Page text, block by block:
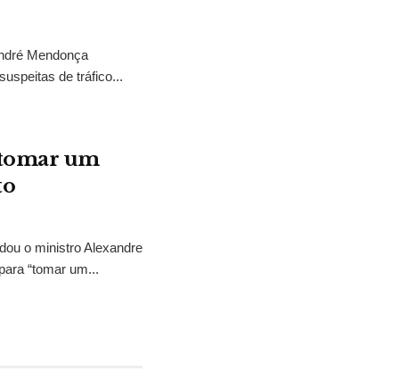
Mendonça
de tráfico...
um
o ministro Alexandre
“tomar um...